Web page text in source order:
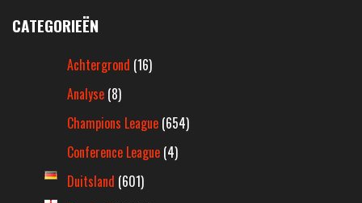
CATEGORIEËN
Achtergrond (16)
Analyse (8)
Champions League (654)
Conference League (4)
Duitsland (601)